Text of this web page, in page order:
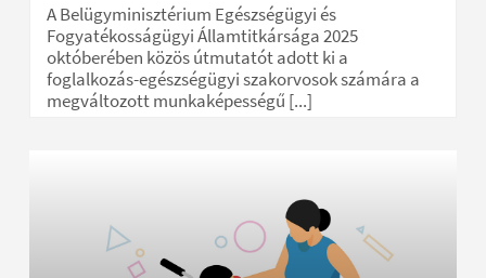
A Belügyminisztérium Egészségügyi és
Fogyatékosságügyi Államtitkársága 2025
októberében közös útmutatót adott ki a
foglalkozás-egészségügyi szakorvosok számára a
megváltozott munkaképességű [...]